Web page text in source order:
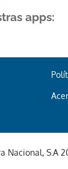
apps:
Nacional, S.A